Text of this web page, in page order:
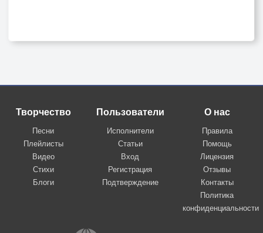
Творчество
Песни
Плейлисты
Видео
Стихи
Блоги
Пользователи
Исполнители
Статьи
Вход
Регистрация
Подтверждение
О нас
Правила
Помощь
Лицензия
Отзывы
Контакты
Политика
конфиденциальности